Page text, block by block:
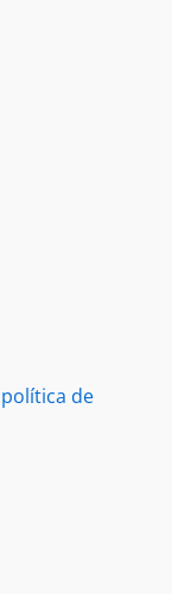
política de